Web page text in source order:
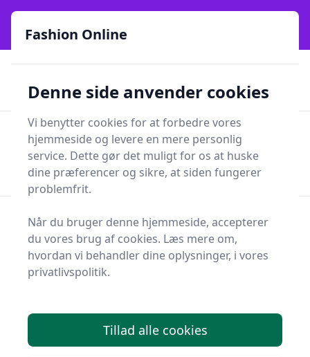
Fashion Online - Din genvej til stil, trends og smarte fund
online siden 2017
Lynhurtig levering ⭐⭐⭐⭐⭐✨981 forskellige produkttyper
Fashion Online
Søg
Forside
Hovedbeklædning
Hovedbeklædning
Fashion Online
Denne side anvender cookies
Vi benytter cookies for at forbedre vores
hjemmeside og levere en mere personlig
service. Dette gør det muligt for os at huske
dine præferencer og sikre, at siden fungerer
problemfrit.
Når du bruger denne hjemmeside, accepterer
du vores brug af cookies. Læs mere om,
hvordan vi behandler dine oplysninger, i vores
privatlivspolitik.
Tillad alle cookies